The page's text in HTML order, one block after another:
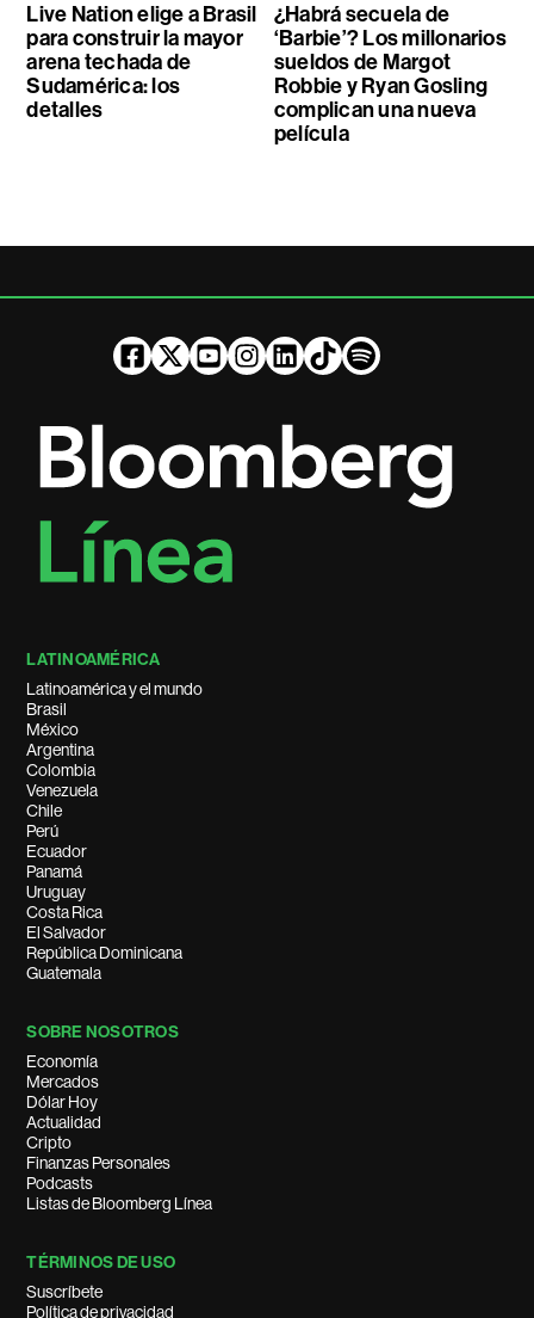
Live Nation elige a Brasil
para construir la mayor
arena techada de
Sudamérica: los
detalles
¿Habrá secuela de
‘Barbie’? Los millonarios
sueldos de Margot
Robbie y Ryan Gosling
complican una nueva
película
LATINOAMÉRICA
Latinoamérica y el mundo
Brasil
México
Argentina
Colombia
Venezuela
Chile
Perú
Ecuador
Panamá
Uruguay
Costa Rica
El Salvador
República Dominicana
Guatemala
SOBRE NOSOTROS
Economía
Mercados
Dólar Hoy
Actualidad
Cripto
Finanzas Personales
Podcasts
Listas de Bloomberg Línea
TÉRMINOS DE USO
Suscríbete
Política de privacidad